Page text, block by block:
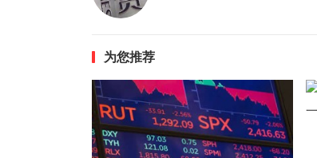
为您推荐